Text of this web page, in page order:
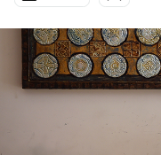
PODCAST